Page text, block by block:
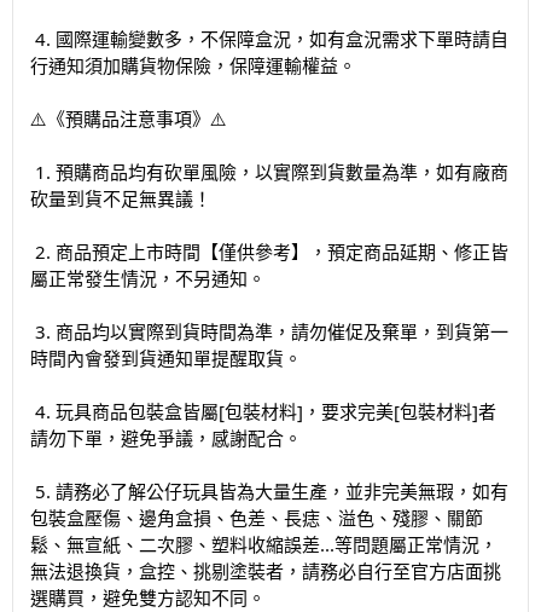
4. 國際運輸變數多，不保障盒況，如有盒況需求下單時請自
行通知須加購貨物保險，保障運輸權益。
⚠️《預購品注意事項》⚠️️
1. 預購商品均有砍單風險，以實際到貨數量為準，如有廠商
砍量到貨不足無異議！
2. 商品預定上市時間【僅供參考】，預定商品延期、修正皆
屬正常發生情況，不另通知。
3. 商品均以實際到貨時間為準，請勿催促及棄單，到貨第一
時間內會發到貨通知單提醒取貨。
4. 玩具商品包裝盒皆屬[包裝材料]，要求完美[包裝材料]者
請勿下單，避免爭議，感謝配合。
5. 請務必了解公仔玩具皆為大量生產，並非完美無瑕，如有
包裝盒壓傷、邊角盒損、色差、長痣、溢色、殘膠、關節
鬆、無宣紙、二次膠、塑料收縮誤差...等問題屬正常情況，
無法退換貨，盒控、挑剔塗裝者，請務必自行至官方店面挑
選購買，避免雙方認知不同。